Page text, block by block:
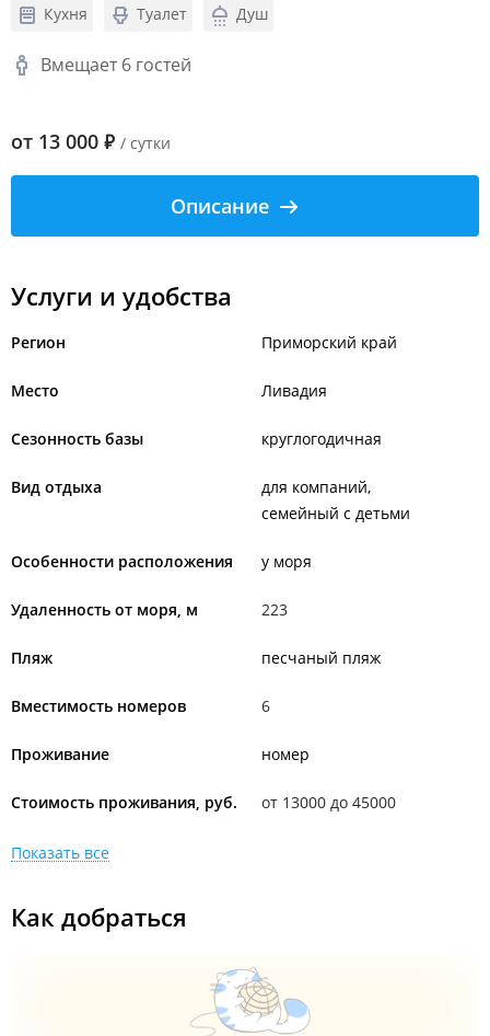
Кухня Туалет Душ
Вмещает 6 гостей
от 13 000 ₽ / сутки
Описание
Услуги и удобства
Регион Приморский край
Место Ливадия
Сезонность базы круглогодичная
Вид отдыха
для компаний
семейный с детьми
Особенности расположения у моря
Удаленность от моря, м 223
Пляж песчаный пляж
Вместимость номеров 6
Проживание номер
Стоимость проживания, руб. от 13000 до 45000
Показать все
Как добраться